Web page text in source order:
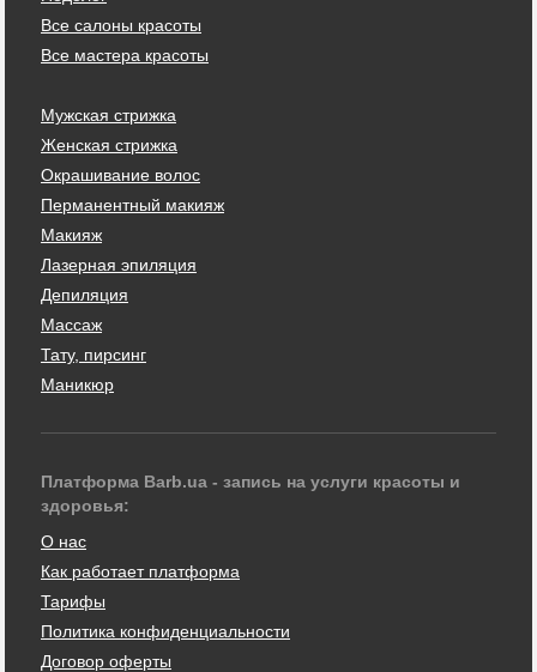
Все салоны красоты
Все мастера красоты
Мужская стрижка
Женская стрижка
Окрашивание волос
Перманентный макияж
Макияж
Лазерная эпиляция
Депиляция
Массаж
Тату, пирсинг
Маникюр
Платформа Barb.ua - запись на услуги красоты и
здоровья:
О нас
Как работает платформа
Тарифы
Политика конфиденциальности
Договор оферты